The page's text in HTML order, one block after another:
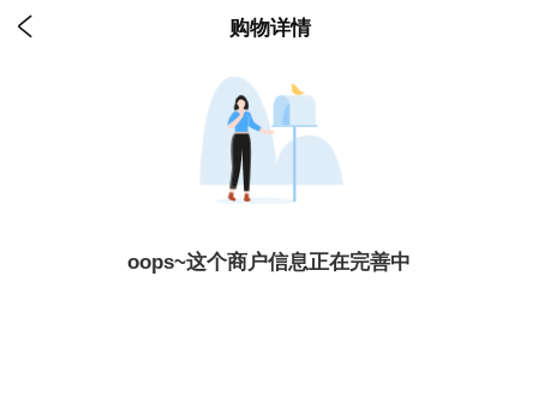
 购物详情
oops~这个商户信息正在完善中